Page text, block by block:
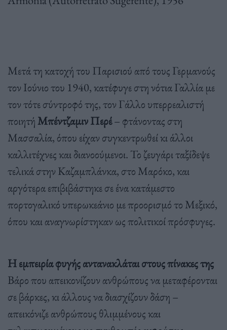
Μετά τη κατοχή του Παρισιού από τους Γερμανούς
τον Ιούνιο του 1940, κατέφυγε στη νότια Γαλλία με
τον τότε σύντροφό της, τον Γάλλο υπερρεαλιστή
ποιητήΜπέντζαμιν Περέ– φτάνοντας στη
Μασσαλία, όπου είχαν συγκεντρωθεί κι άλλοι
καλλιτέχνες και διανοούμενοι. Το ζευγάρι ταξίδεψε
τελικά στην Καζαμπλάνκα, στο Μαρόκο, και
αργότερα επιβιβάστηκε σε ένα κατάμεστο
πορτογαλικό υπερωκεάνιο με προορισμό το Μεξικό,
όπου και αναγνωρίστηκαν ως πολιτικοί πρόσφυγες.
Η εμπειρία φυγής αντανακλάται στους πίνακες της
Βάρο που απεικονίζουν ανθρώπους να μεταφέρονται
σε βάρκες, κι άλλους να διασχίζουν δάση –
απεικόνιζε ανθρώπους θλιμμένους και